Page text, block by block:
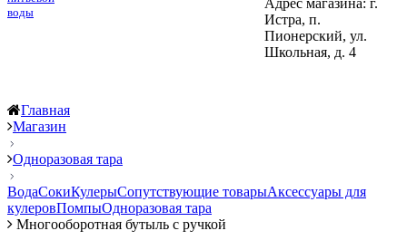
Адрес магазина: г.
Истра, п.
Пионерский, ул.
Школьная, д. 4
Главная
Магазин
Одноразовая тара
ВодаСокиКулерыСопутствующие товарыАксессуары для
кулеровПомпыОдноразовая тара
Многооборотная бутыль с ручкой